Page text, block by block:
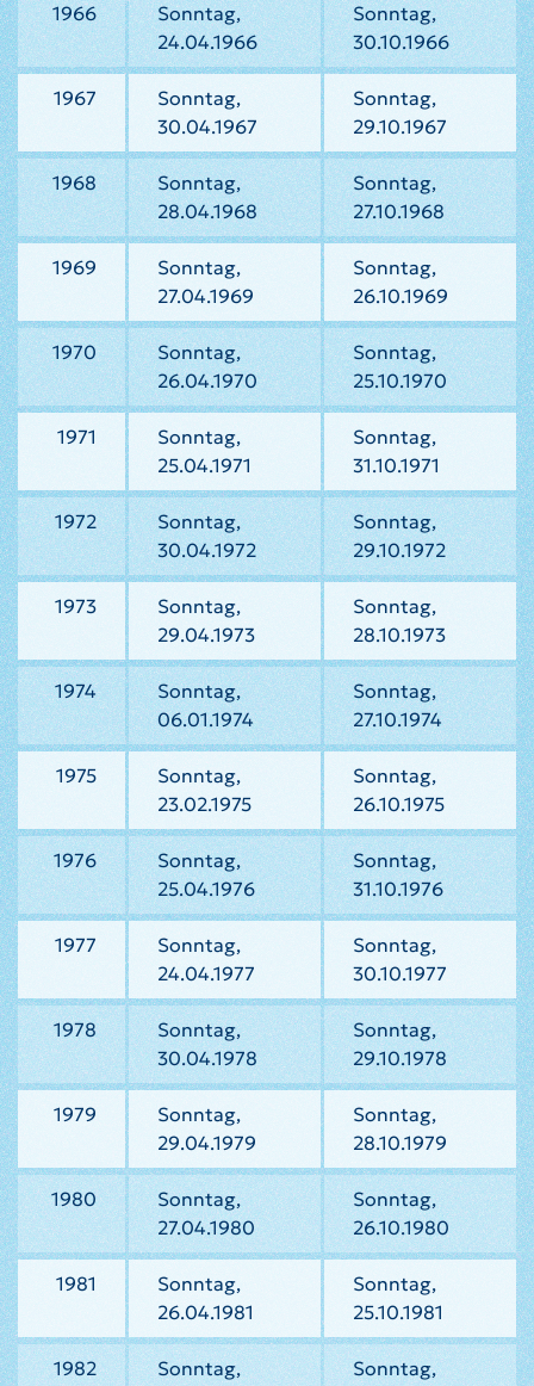
1966
Sonntag,
24.04.1966
Sonntag,
30.10.1966
1967
Sonntag,
30.04.1967
Sonntag,
29.10.1967
1968
Sonntag,
28.04.1968
Sonntag,
27.10.1968
1969
Sonntag,
27.04.1969
Sonntag,
26.10.1969
1970
Sonntag,
26.04.1970
Sonntag,
25.10.1970
1971
Sonntag,
25.04.1971
Sonntag,
31.10.1971
1972
Sonntag,
30.04.1972
Sonntag,
29.10.1972
1973
Sonntag,
29.04.1973
Sonntag,
28.10.1973
1974
Sonntag,
06.01.1974
Sonntag,
27.10.1974
1975
Sonntag,
23.02.1975
Sonntag,
26.10.1975
1976
Sonntag,
25.04.1976
Sonntag,
31.10.1976
1977
Sonntag,
24.04.1977
Sonntag,
30.10.1977
1978
Sonntag,
30.04.1978
Sonntag,
29.10.1978
1979
Sonntag,
29.04.1979
Sonntag,
28.10.1979
1980
Sonntag,
27.04.1980
Sonntag,
26.10.1980
1981
Sonntag,
26.04.1981
Sonntag,
25.10.1981
1982
Sonntag,
Sonntag,